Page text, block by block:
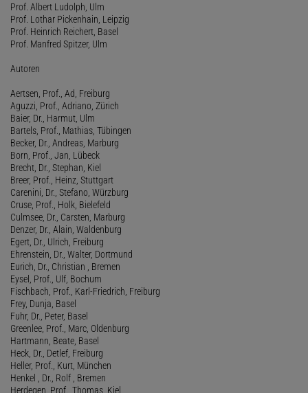
Prof. Albert Ludolph, Ulm
Prof. Lothar Pickenhain, Leipzig
Prof. Heinrich Reichert, Basel
Prof. Manfred Spitzer, Ulm
Autoren
Aertsen, Prof., Ad, Freiburg
Aguzzi, Prof., Adriano, Zürich
Baier, Dr., Harmut, Ulm
Bartels, Prof., Mathias, Tübingen
Becker, Dr., Andreas, Marburg
Born, Prof., Jan, Lübeck
Brecht, Dr., Stephan, Kiel
Breer, Prof., Heinz, Stuttgart
Carenini, Dr., Stefano, Würzburg
Cruse, Prof., Holk, Bielefeld
Culmsee, Dr., Carsten, Marburg
Denzer, Dr., Alain, Waldenburg
Egert, Dr., Ulrich, Freiburg
Ehrenstein, Dr., Walter, Dortmund
Eurich, Dr., Christian , Bremen
Eysel, Prof., Ulf, Bochum
Fischbach, Prof., Karl-Friedrich, Freiburg
Frey, Dunja, Basel
Fuhr, Dr., Peter, Basel
Greenlee, Prof., Marc, Oldenburg
Hartmann, Beate, Basel
Heck, Dr., Detlef, Freiburg
Heller, Prof., Kurt, München
Henkel , Dr., Rolf , Bremen
Herdegen, Prof., Thomas, Kiel